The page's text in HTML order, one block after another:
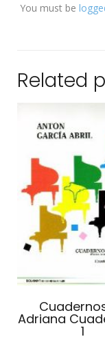
You must be
Related
Adriana
1